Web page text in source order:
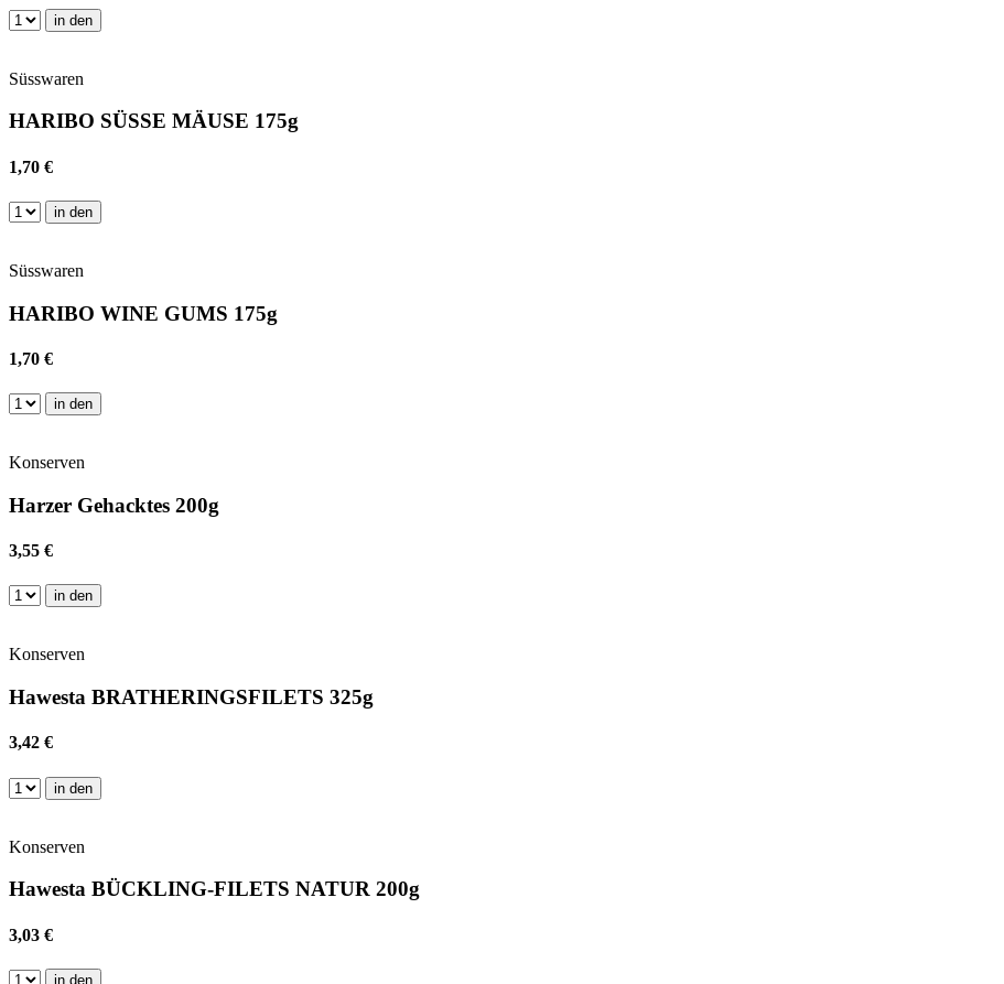
in den
Süsswaren
HARIBO SÜSSE MÄUSE 175g
1,70 €
in den
Süsswaren
HARIBO WINE GUMS 175g
1,70 €
in den
Konserven
Harzer Gehacktes 200g
3,55 €
in den
Konserven
Hawesta BRATHERINGSFILETS 325g
3,42 €
in den
Konserven
Hawesta BÜCKLING-FILETS NATUR 200g
3,03 €
in den